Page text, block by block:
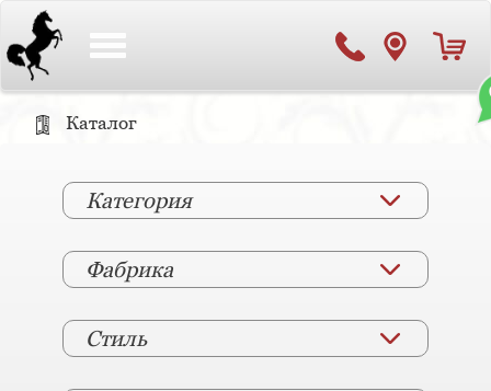
Каталог
Категория
Фабрика
Стиль